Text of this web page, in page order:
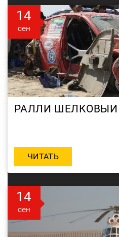
14
сен
ЧИТАТЬ
14
сен